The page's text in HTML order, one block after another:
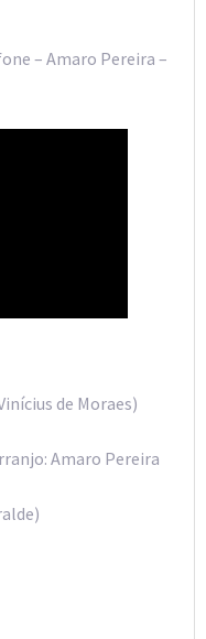
– Amaro Pereira –
de Moraes)
Amaro Pereira